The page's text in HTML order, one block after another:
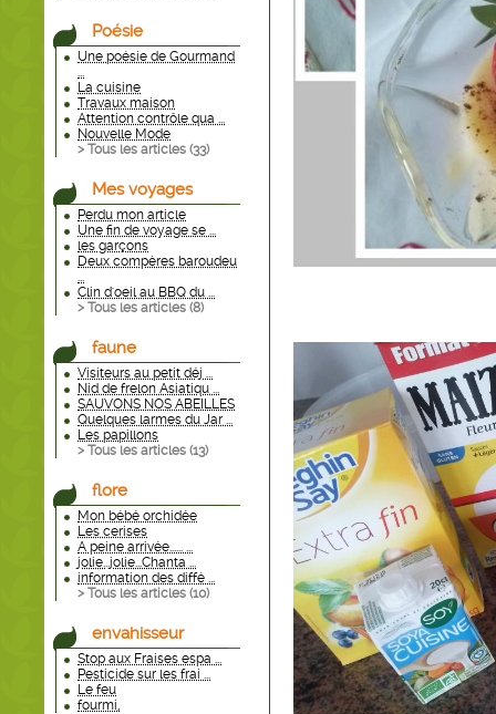
Poésie
Une poésie de Gourmand
...
La cuisine
Travaux maison
Attention contrôle qua ...
Nouvelle Mode
> Tous les articles (33)
Mes voyages
Perdu mon article
Une fin de voyage se ...
les garçons
Deux compères baroudeu
...
Clin d'oeil au BBQ du ...
> Tous les articles (8)
faune
Visiteurs au petit déj ...
Nid de frelon Asiatiqu ...
SAUVONS NOS ABEILLES
Quelques larmes du Jar ...
Les papillons
> Tous les articles (13)
flore
Mon bébé orchidée
Les cerises
A peine arrivée...... ...
jolie...jolie...Chanta ...
information des diffé ...
> Tous les articles (10)
envahisseur
Stop aux Fraises espa ...
Pesticide sur les frai ...
Le feu
fourmi,